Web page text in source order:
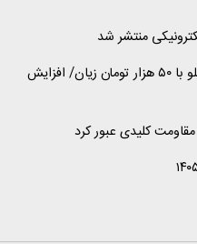
منتشر شد
هشدار درباره بازار مرغ؛ فروش هر کیلو با ۵۰ هزار تومان زیان/ افزایش